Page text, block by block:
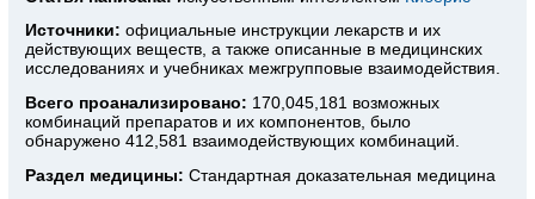
Источники: официальные инструкции лекарств и их
действующих веществ, а также описанные в медицинских
исследованиях и учебниках межгрупповые взаимодействия.
Всего проанализировано: 170,045,181 возможных
комбинаций препаратов и их компонентов, было
обнаружено 412,581 взаимодействующих комбинаций.
Раздел медицины: Стандартная доказательная медицина